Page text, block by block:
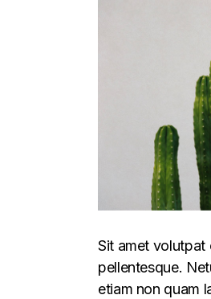
Sit amet volutpat
pellentesque.
etiam non quam